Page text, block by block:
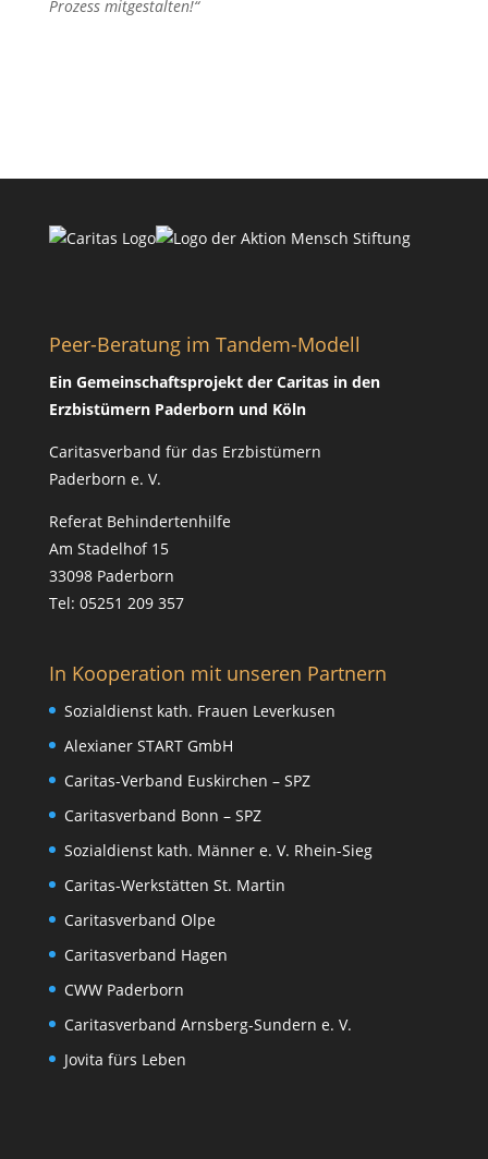
Prozess mitgestalten!“
Peer-Beratung im Tandem-Modell
Ein Gemeinschaftsprojekt der Caritas in den
Erzbistümern Paderborn und Köln
Caritasverband für das Erzbistümern
Paderborn e. V.
Referat Behindertenhilfe
Am Stadelhof 15
33098 Paderborn
Tel: 05251 209 357
In Kooperation mit unseren Partnern
Sozialdienst kath. Frauen Leverkusen
Alexianer START GmbH
Caritas-Verband Euskirchen – SPZ
Caritasverband Bonn – SPZ
Sozialdienst kath. Männer e. V. Rhein-Sieg
Caritas-Werkstätten St. Martin
Caritasverband Olpe
Caritasverband Hagen
CWW Paderborn
Caritasverband Arnsberg-Sundern e. V.
Jovita fürs Leben